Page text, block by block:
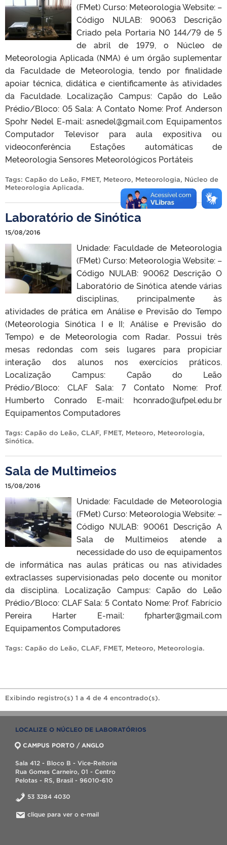
(FMet) Curso: Meteorologia Website: –
Código NULAB: 90063 Descrição
Criado pela Portaria N0 144/79 de 5
de abril de 1979, o Núcleo de
Meteorologia Aplicada (NMA) é um órgão suplementar
da Faculdade de Meteorologia, tendo por finalidade
apoiar técnica, didática e cientificamente às atividades
da Faculdade. Localização Campus: Capão do Leão
Prédio/Bloco: 05 Sala: A Contato Nome: Prof. Anderson
Spohr Nedel E-mail: asnedel@gmail.com Equipamentos
Computador Televisor para aula expositiva ou
videoconferência Estações automáticas de
Meteorologia Sensores Meteorológicos Portáteis
Tags: Capão do Leão, FMET, Meteoro, Meteorologia, Núcleo de
Meteorologia Aplicada.
Laboratório de Sinótica
15/08/2016
Unidade: Faculdade de Meteorologia
(FMet) Curso: Meteorologia Website: –
Código NULAB: 90062 Descrição O
Laboratório de Sinótica atende várias
disciplinas, principalmente às
atividades de prática em Análise e Previsão do Tempo
(Meteorologia Sinótica I e II; Análise e Previsão do
Tempo) e de Meteorologia com Radar.. Possui três
mesas redondas com seis lugares para propiciar
interação dos alunos nos exercícios práticos.
Localização Campus: Capão do Leão
Prédio/Bloco: CLAF Sala: 7 Contato Nome: Prof.
Humberto Conrado E-mail: hconrado@ufpel.edu.br
Equipamentos Computadores
Tags: Capão do Leão, CLAF, FMET, Meteoro, Meteorologia,
Sinótica.
Sala de Multimeios
15/08/2016
Unidade: Faculdade de Meteorologia
(FMet) Curso: Meteorologia Website: –
Código NULAB: 90061 Descrição A
Sala de Multimeios atende a
necessidade do uso de equipamentos
de informática nas aulas práticas ou nas atividades
extraclasses supervisionadas pelo docente ou monitor
da disciplina. Localização Campus: Capão do Leão
Prédio/Bloco: CLAF Sala: 5 Contato Nome: Prof. Fabrício
Pereira Harter E-mail: fpharter@gmail.com
Equipamentos Computadores
Tags: Capão do Leão, CLAF, FMET, Meteoro, Meteorologia.
Exibindo registro(s) 1 a 4 de 4 encontrado(s).
LOCALIZE O NÚCLEO DE LABORATÓRIOS
CAMPUS PORTO / ANGLO
Sala 412 - Bloco B - Vice-Reitoria
Rua Gomes Carneiro, 01 - Centro
Pelotas - RS, Brasil - 96010-610
53 3284 4030
clique para ver o e-mail